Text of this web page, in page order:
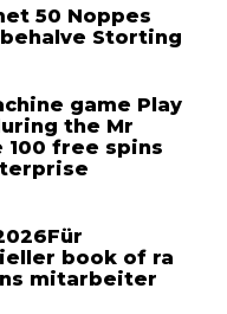
50 Noppes
Storting
game Play
the Mr
100 free spins
book of ra
mitarbeiter